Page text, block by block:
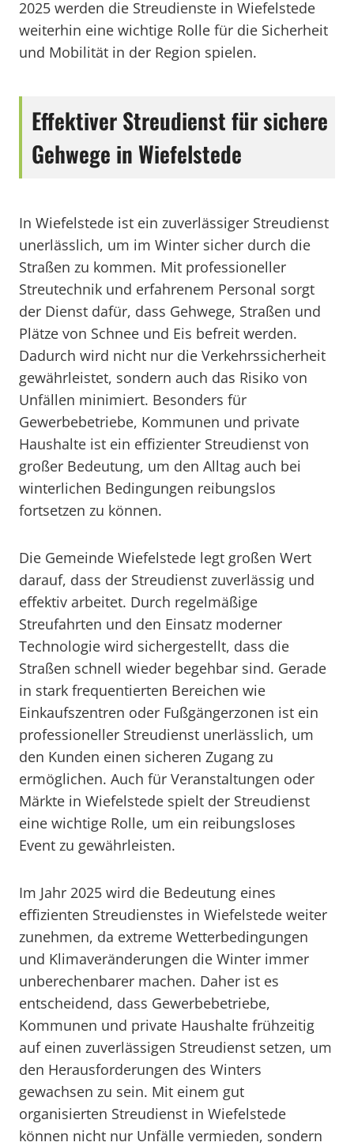
2025 werden die Streudienste in Wiefelstede
weiterhin eine wichtige Rolle für die Sicherheit
und Mobilität in der Region spielen.
Effektiver Streudienst für sichere
Gehwege in Wiefelstede
In Wiefelstede ist ein zuverlässiger Streudienst
unerlässlich, um im Winter sicher durch die
Straßen zu kommen. Mit professioneller
Streutechnik und erfahrenem Personal sorgt
der Dienst dafür, dass Gehwege, Straßen und
Plätze von Schnee und Eis befreit werden.
Dadurch wird nicht nur die Verkehrssicherheit
gewährleistet, sondern auch das Risiko von
Unfällen minimiert. Besonders für
Gewerbebetriebe, Kommunen und private
Haushalte ist ein effizienter Streudienst von
großer Bedeutung, um den Alltag auch bei
winterlichen Bedingungen reibungslos
fortsetzen zu können.
Die Gemeinde Wiefelstede legt großen Wert
darauf, dass der Streudienst zuverlässig und
effektiv arbeitet. Durch regelmäßige
Streufahrten und den Einsatz moderner
Technologie wird sichergestellt, dass die
Straßen schnell wieder begehbar sind. Gerade
in stark frequentierten Bereichen wie
Einkaufszentren oder Fußgängerzonen ist ein
professioneller Streudienst unerlässlich, um
den Kunden einen sicheren Zugang zu
ermöglichen. Auch für Veranstaltungen oder
Märkte in Wiefelstede spielt der Streudienst
eine wichtige Rolle, um ein reibungsloses
Event zu gewährleisten.
Im Jahr 2025 wird die Bedeutung eines
effizienten Streudienstes in Wiefelstede weiter
zunehmen, da extreme Wetterbedingungen
und Klimaveränderungen die Winter immer
unberechenbarer machen. Daher ist es
entscheidend, dass Gewerbebetriebe,
Kommunen und private Haushalte frühzeitig
auf einen zuverlässigen Streudienst setzen, um
den Herausforderungen des Winters
gewachsen zu sein. Mit einem gut
organisierten Streudienst in Wiefelstede
können nicht nur Unfälle vermieden, sondern